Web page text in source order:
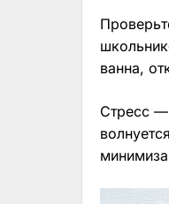
ванна,
Стресс —